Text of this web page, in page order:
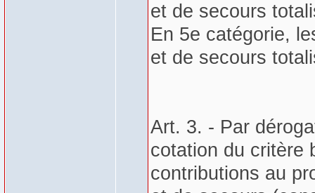
et de secours
En 5e catégorie,
et de secours
Art. 3. - Par
cotation du critère
contributions au